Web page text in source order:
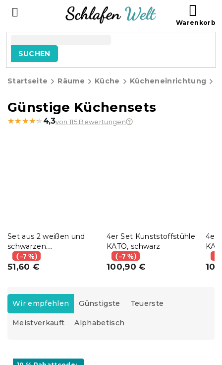
SUCHEN
Startseite Räume Küche Kücheneinrichtung
Günstige Küchensets
★★★★★
★★★★★ 4,3von 115 Bewertungen
Set aus 2 weißen und
schwarzen
Esszimmerstühlen BALI
MARK
(–7 %)
51,60 €
4er Set Kunststoffstühle
KATO, schwarz
(–7 %)
100,90 €
4er
P
o
d
Wir empfehlen Günstigste Teuerste
Meistverkauft Alphabetisch